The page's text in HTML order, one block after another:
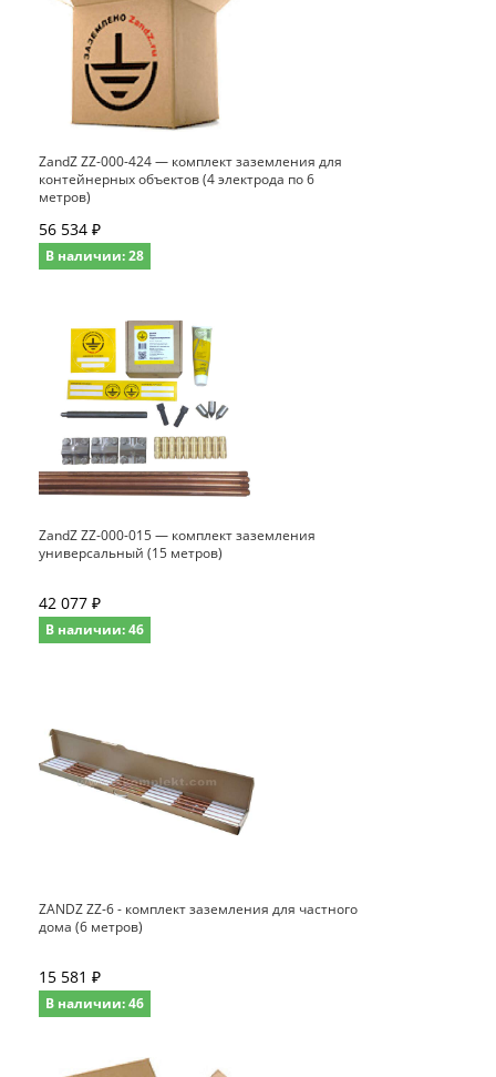
ZandZ ZZ-000-424 — комплект заземления для
контейнерных объектов (4 электрода по 6
метров)
56 534 ₽
В наличии: 28
ZandZ ZZ-000-015 — комплект заземления
универсальный (15 метров)
42 077 ₽
В наличии: 46
ZANDZ ZZ-6 - комплект заземления для частного
дома (6 метров)
15 581 ₽
В наличии: 46